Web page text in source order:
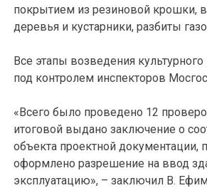
покрытием из резиновой крошки,
деревья и кустарники, разбиты
Все этапы возведения
под контролем инспекторов
«Всего было проведено 12
итоговой выдано заключение о
объекта проектной документации,
оформлено разрешение на ввод
эксплуатацию», – заключил В.